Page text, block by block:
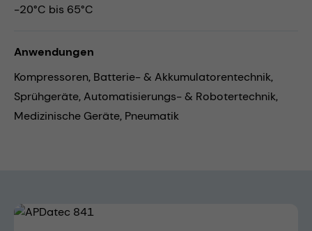
-20°C bis 65°C
Anwendungen
Kompressoren, Batterie- & Akkumulatorentechnik,
Sprühgeräte,Automatisierungs- & Robotertechnik,
Medizinische Geräte, Pneumatik
Bildergalerie überspringen